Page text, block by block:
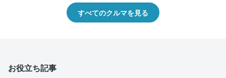
すべてのクルマを見る
お役立ち記事